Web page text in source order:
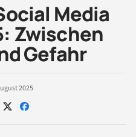
Media
Zwischen
Gefahr
2025
Auf Auf